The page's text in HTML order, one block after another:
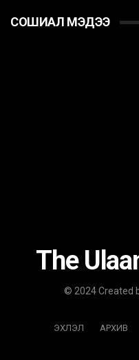
СОШИАЛ МЭДЭЭ
The
© 2024 Created
ЭХЛЭЛ АРХИВ